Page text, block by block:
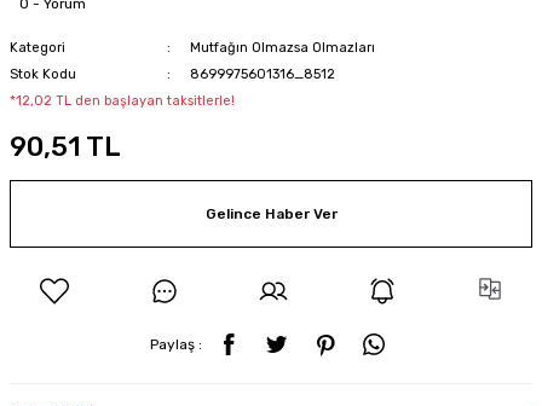
0 - Yorum
Kategori
Mutfağın Olmazsa Olmazları
Stok Kodu
8699975601316_8512
*12,02 TL den başlayan taksitlerle!
90,51 TL
Gelince Haber Ver
Paylaş :